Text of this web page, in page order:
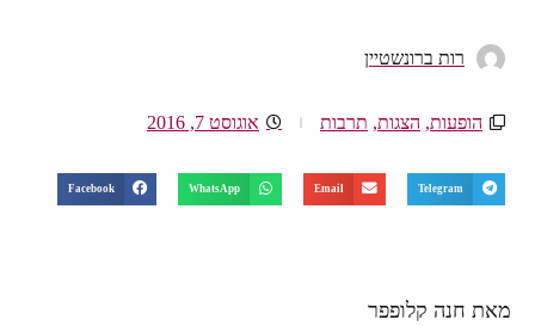
רות ברונשטיין
הופעות,הצגות,תרבות אוגוסט 7, 2016
Telegram
Email
WhatsApp
Facebook
מאת חנה קלופפר